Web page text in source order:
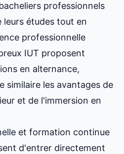
professionnels
leurs études tout en
professionnelle
IUT proposent
en alternance,
similaire les avantages de
et de l'immersion en
et formation continue
d'entrer directement